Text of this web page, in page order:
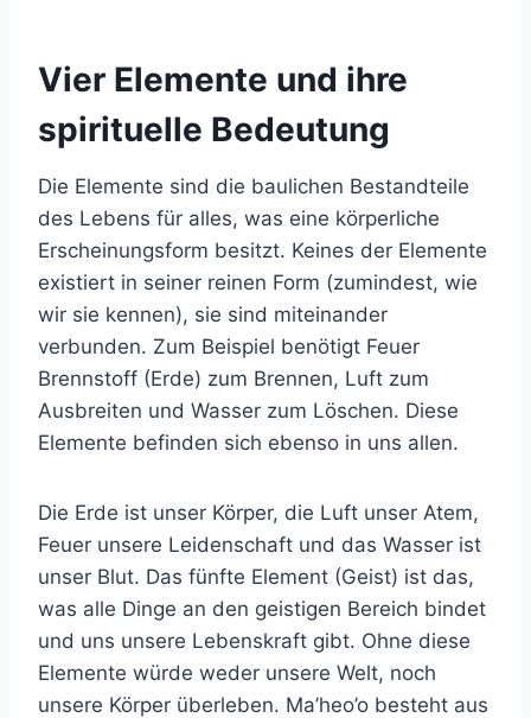
Vier Elemente und ihre
spirituelle Bedeutung
Die Elemente sind die baulichen Bestandteile
des Lebens für alles, was eine körperliche
Erscheinungsform besitzt. Keines der Elemente
existiert in seiner reinen Form (zumindest, wie
wir sie kennen), sie sind miteinander
verbunden. Zum Beispiel benötigt Feuer
Brennstoff (Erde) zum Brennen, Luft zum
Ausbreiten und Wasser zum Löschen. Diese
Elemente befinden sich ebenso in uns allen.
Die Erde ist unser Körper, die Luft unser Atem,
Feuer unsere Leidenschaft und das Wasser ist
unser Blut. Das fünfte Element (Geist) ist das,
was alle Dinge an den geistigen Bereich bindet
und uns unsere Lebenskraft gibt. Ohne diese
Elemente würde weder unsere Welt, noch
unsere Körper überleben. Ma’heo’o besteht aus